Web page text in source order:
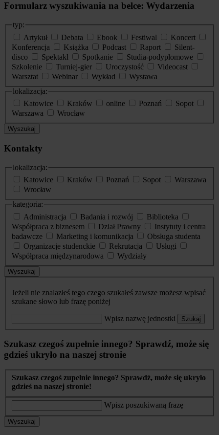
Formularz wyszukiwania na belce: Wydarzenia
typ:
Artykuł
Debata Ebook Festiwal
Koncert
Konferencja
Książka Podcast Raport
Silent-
disco
Spektakl Spotkanie
Studia-podyplomowe
Szkolenie
Turniej-gier Uroczystość
Videocast
Warsztat
Webinar Wykład
Wystawa
lokalizacja:
Katowice
Kraków online Poznań
Sopot
Warszawa
Wrocław
Wyszukaj
Kontakty
lokalizacja:
Katowice
Kraków Poznań Sopot
Warszawa
Wrocław
kategoria:
Administracja
Badania i rozwój
Biblioteka
Współpraca z biznesem
Dział Prawny
Instytuty i centra
badawcze
Marketing i komunikacja
Obsługa studenta
Organizacje studenckie
Rekrutacja
Usługi
Współpraca międzynarodowa
Wydziały
Wyszukaj
Jeżeli nie znalazłeś tego czego szukałeś zawsze możesz wpisać
szukane słowo lub frazę poniżej
Wpisz nazwę jednostki Szukaj
Szukasz czegoś zupełnie innego? Sprawdź, może się
gdzieś ukryło na naszej stronie
Szukasz czegoś zupełnie innego? Sprawdź, może się ukryło
gdzieś na naszej stronie!
Wpisz poszukiwaną frazę
Wyszukaj